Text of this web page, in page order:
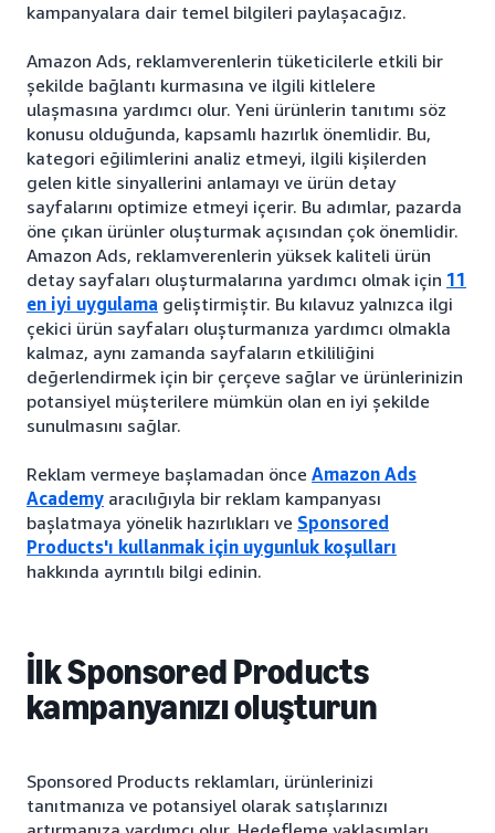
kampanyalara dair temel bilgileri paylaşacağız.
Amazon Ads, reklamverenlerin tüketicilerle etkili bir
şekilde bağlantı kurmasına ve ilgili kitlelere
ulaşmasına yardımcı olur. Yeni ürünlerin tanıtımı söz
konusu olduğunda, kapsamlı hazırlık önemlidir. Bu,
kategori eğilimlerini analiz etmeyi, ilgili kişilerden
gelen kitle sinyallerini anlamayı ve ürün detay
sayfalarını optimize etmeyi içerir. Bu adımlar, pazarda
öne çıkan ürünler oluşturmak açısından çok önemlidir.
Amazon Ads, reklamverenlerin yüksek kaliteli ürün
detay sayfaları oluşturmalarına yardımcı olmak için 11
en iyi uygulama geliştirmiştir. Bu kılavuz yalnızca ilgi
çekici ürün sayfaları oluşturmanıza yardımcı olmakla
kalmaz, aynı zamanda sayfaların etkililiğini
değerlendirmek için bir çerçeve sağlar ve ürünlerinizin
potansiyel müşterilere mümkün olan en iyi şekilde
sunulmasını sağlar.
Reklam vermeye başlamadan önce Amazon Ads
Academy aracılığıyla bir reklam kampanyası
başlatmaya yönelik hazırlıkları ve Sponsored
Products'ı kullanmak için uygunluk koşulları
hakkında ayrıntılı bilgi edinin.
İlk Sponsored Products
kampanyanızı oluşturun
Sponsored Products reklamları, ürünlerinizi
tanıtmanıza ve potansiyel olarak satışlarınızı